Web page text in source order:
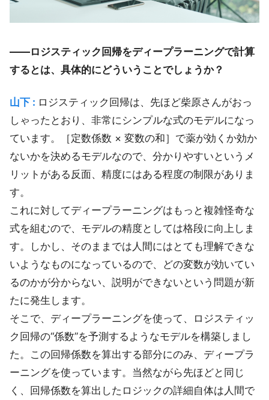
――ロジスティック回帰をディープラーニングで計算
するとは、具体的にどういうことでしょうか？
山下 : ロジスティック回帰は、先ほど柴原さんがおっ
しゃったとおり、非常にシンプルな式のモデルになっ
ています。［定数係数 × 変数の和］で薬が効くか効か
ないかを決めるモデルなので、分かりやすいというメ
リットがある反面、精度にはある程度の制限がありま
す。
これに対してディープラーニングはもっと複雑怪奇な
式を組むので、モデルの精度としては格段に向上しま
す。しかし、そのままでは人間にはとても理解できな
いようなものになっているので、どの変数が効いてい
るのかが分からない、説明ができないという問題が新
たに発生します。
そこで、ディープラーニングを使って、ロジスティッ
ク回帰の“係数”を予測するようなモデルを構築しまし
た。この回帰係数を算出する部分にのみ、ディープラ
ーニングを使っています。当然ながら先ほどと同じ
く、回帰係数を算出したロジックの詳細自体は人間で